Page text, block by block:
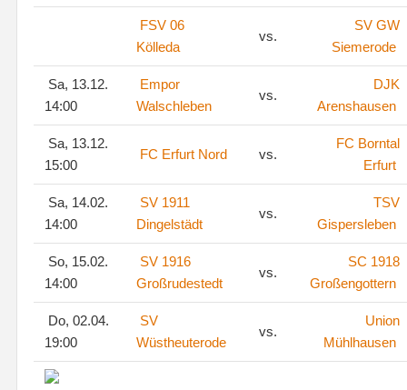
FSV 06
Kölleda
vs.
SV GW
Siemerode
Sa, 13.12.
14:00
Empor
Walschleben
vs.
DJK
Arenshausen
Sa, 13.12.
15:00
FC Erfurt Nord vs.
FC Borntal
Erfurt
Sa, 14.02.
14:00
SV 1911
Dingelstädt
vs.
TSV
Gispersleben
So, 15.02.
14:00
SV 1916
Großrudestedt
vs.
SC 1918
Großengottern
Do, 02.04.
19:00
SV
Wüstheuterode
vs.
Union
Mühlhausen